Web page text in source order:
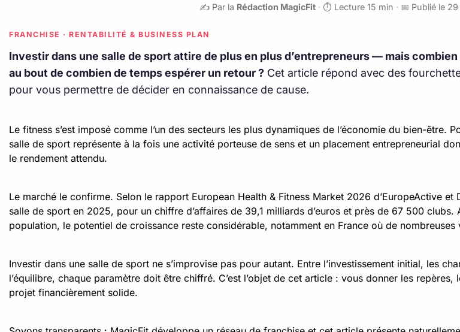
✍️ Par la Rédaction MagicFit · ⏱️ Lecture 15 min · 📅 Publié le
FRANCHISE · RENTABILITÉ & BUSINESS PLAN
Investir dans une salle de sport attire de plus en plus d’entrepreneurs — mais
au bout de combien de temps espérer un retour ? Cet article répond avec des
pour vous permettre de décider en connaissance de cause.
Le fitness s’est imposé comme l’un des secteurs les plus dynamiques de l’économie du bien-être.
salle de sport représente à la fois une activité porteuse de sens et un placement entrepreneurial
le rendement attendu.
Le marché le confirme. Selon le rapport European Health & Fitness Market 2026 d’EuropeActive
salle de sport en 2025, pour un chiffre d’affaires de 39,1 milliards d’euros et près de 67 500
population, le potentiel de croissance reste considérable, notamment en France où de nombreuses
Investir dans une salle de sport ne s’improvise pas pour autant. Entre l’investissement initial, les
l’équilibre, chaque paramètre doit être chiffré. C’est l’objet de cet article : vous donner les
projet financièrement solide.